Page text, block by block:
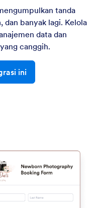
tanda
banyak lagi. Kelola
data dan
canggih.
ini